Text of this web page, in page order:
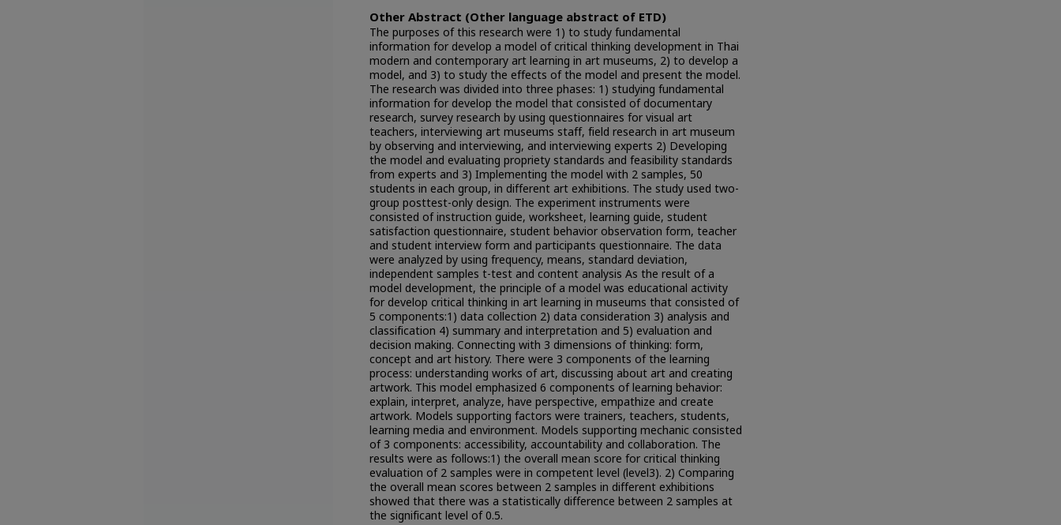
Other Abstract (Other language abstract of ETD)
The purposes of this research were 1) to study fundamental
information for develop a model of critical thinking development in Thai
modern and contemporary art learning in art museums, 2) to develop a
model, and 3) to study the effects of the model and present the model.
The research was divided into three phases: 1) studying fundamental
information for develop the model that consisted of documentary
research, survey research by using questionnaires for visual art
teachers, interviewing art museums staff, field research in art museum
by observing and interviewing, and interviewing experts 2) Developing
the model and evaluating propriety standards and feasibility standards
from experts and 3) Implementing the model with 2 samples, 50
students in each group, in different art exhibitions. The study used two-
group posttest-only design. The experiment instruments were
consisted of instruction guide, worksheet, learning guide, student
satisfaction questionnaire, student behavior observation form, teacher
and student interview form and participants questionnaire. The data
were analyzed by using frequency, means, standard deviation,
independent samples t-test and content analysis As the result of a
model development, the principle of a model was educational activity
for develop critical thinking in art learning in museums that consisted of
5 components:1) data collection 2) data consideration 3) analysis and
classification 4) summary and interpretation and 5) evaluation and
decision making. Connecting with 3 dimensions of thinking: form,
concept and art history. There were 3 components of the learning
process: understanding works of art, discussing about art and creating
artwork. This model emphasized 6 components of learning behavior:
explain, interpret, analyze, have perspective, empathize and create
artwork. Models supporting factors were trainers, teachers, students,
learning media and environment. Models supporting mechanic consisted
of 3 components: accessibility, accountability and collaboration. The
results were as follows:1) the overall mean score for critical thinking
evaluation of 2 samples were in competent level (level3). 2) Comparing
the overall mean scores between 2 samples in different exhibitions
showed that there was a statistically difference between 2 samples at
the significant level of 0.5.